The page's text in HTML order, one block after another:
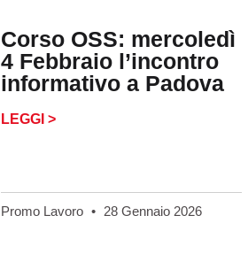
Corso OSS: mercoledì
4 Febbraio l’incontro
informativo a Padova
LEGGI >
Promo Lavoro 28 Gennaio 2026